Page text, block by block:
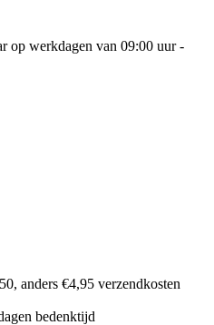
op werkdagen van 09:00 uur -
anders €4,95 verzendkosten
bedenktijd